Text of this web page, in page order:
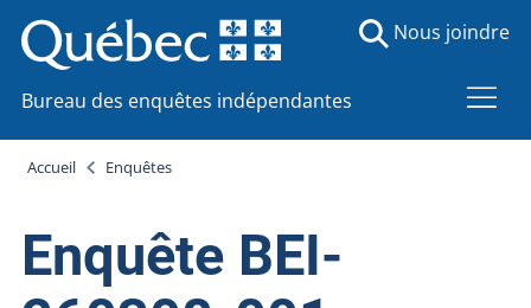
Bureau des enquêtes indépendantes
Nous joindre
Accueil Enquêtes
Enquête BEI-